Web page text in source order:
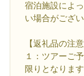
宿泊施設によ
い場合がござい
【返礼品の注意
１：ツアーご
限りとなりま